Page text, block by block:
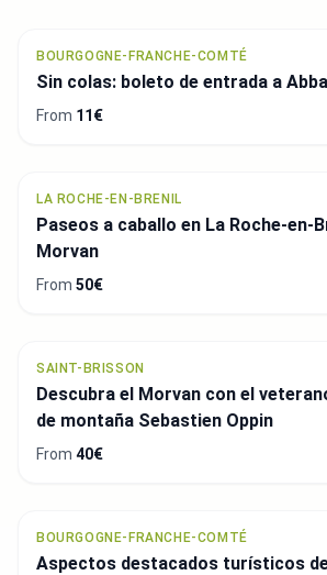
BOURGOGNE-FRANCHE-COMTÉ
Sin colas: boleto de entrada a
From 11€
LA ROCHE-EN-BRENIL
Paseos a caballo en La Roche-en-
Morvan
From 50€
SAINT-BRISSON
Descubra el Morvan con el
de montaña Sebastien Oppin
From 40€
BOURGOGNE-FRANCHE-COMTÉ
Aspectos destacados turísticos